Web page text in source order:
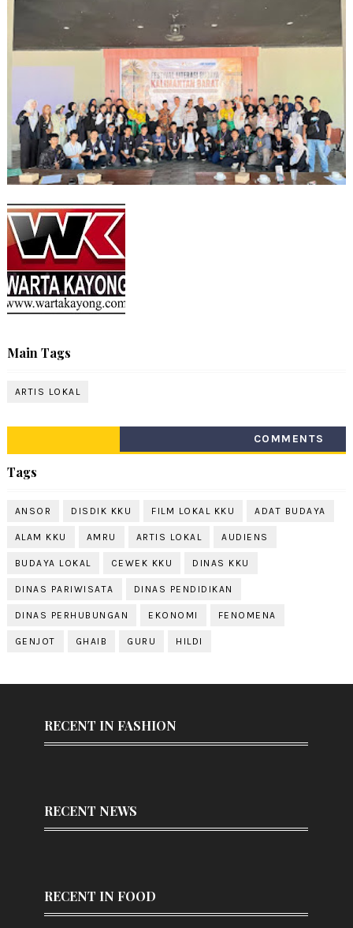
Main Tags
ARTIS LOKAL
COMMENTS
Tags
ANSOR DISDIK KKU FILM LOKAL KKU ADAT BUDAYA
ALAM KKU AMRU ARTIS LOKAL AUDIENS
BUDAYA LOKAL CEWEK KKU DINAS KKU
DINAS PARIWISATA DINAS PENDIDIKAN
DINAS PERHUBUNGAN EKONOMI FENOMENA
GENJOT GHAIB GURU HILDI
RECENT IN FASHION
RECENT NEWS
RECENT IN FOOD